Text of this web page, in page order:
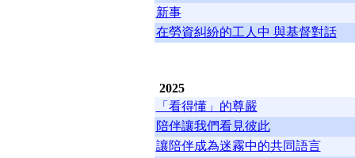
新事
在勞資糾紛的工人中 與基督對話
2025
「看得懂」的尊嚴
陪伴讓我們看見彼此
讓陪伴成為迷霧中的共同語言